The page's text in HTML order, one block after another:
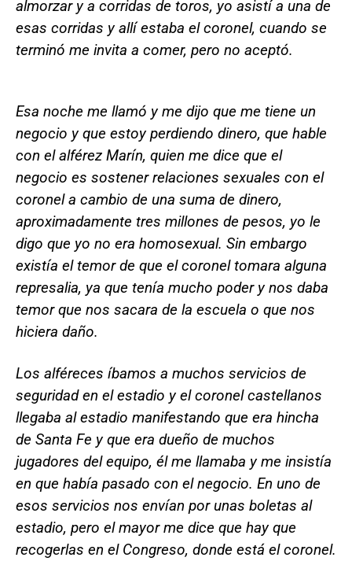
almorzar y a corridas de toros, yo asistí a una de
esas corridas y allí estaba el coronel, cuando se
terminó me invita a comer, pero no aceptó.
Esa noche me llamó y me dijo que me tiene un
negocio y que estoy perdiendo dinero, que hable
con el alférez Marín, quien me dice que el
negocio es sostener relaciones sexuales con el
coronel a cambio de una suma de dinero,
aproximadamente tres millones de pesos, yo le
digo que yo no era homosexual. Sin embargo
existía el temor de que el coronel tomara alguna
represalia, ya que tenía mucho poder y nos daba
temor que nos sacara de la escuela o que nos
hiciera daño.
Los alféreces íbamos a muchos servicios de
seguridad en el estadio y el coronel castellanos
llegaba al estadio manifestando que era hincha
de Santa Fe y que era dueño de muchos
jugadores del equipo, él me llamaba y me insistía
en que había pasado con el negocio. En uno de
esos servicios nos envían por unas boletas al
estadio, pero el mayor me dice que hay que
recogerlas en el Congreso, donde está el coronel.